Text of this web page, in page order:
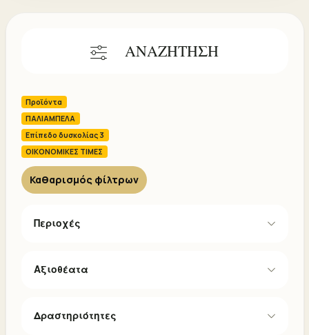
ΑΝΑΖΗΤΗΣΗ
Προϊόντα
ΠΑΛΙΑΜΠΕΛΑ
Επίπεδο δυσκολίας 3
ΟΙΚΟΝΟΜΙΚΕΣ ΤΙΜΕΣ
Καθαρισμός φίλτρων
Περιοχές
Αξιοθέατα
Δραστηριότητες